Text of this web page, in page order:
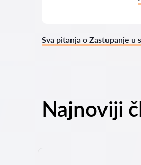
Sva pitanja o Zastupanje u
Najnoviji